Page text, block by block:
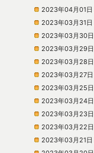
2023年04月01日
2023年03月31日
2023年03月30日
2023年03月29日
2023年03月28日
2023年03月27日
2023年03月25日
2023年03月24日
2023年03月23日
2023年03月22日
2023年03月21日